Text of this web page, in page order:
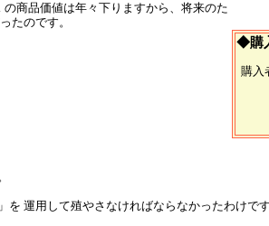
商品価値は年々下りますから、将来のた
たのです。
◆購
購入
運用して殖やさなければならなかったわけです